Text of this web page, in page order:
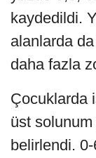
kaydedildi.
alanlarda da
daha fazla
Çocuklarda
üst
belirlendi.